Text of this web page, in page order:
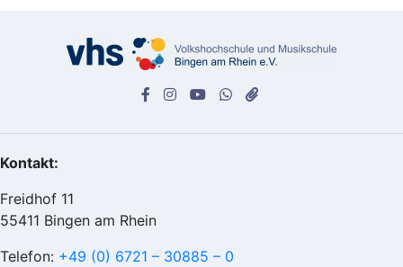
Kontakt:
Freidhof 11
55411 Bingen am Rhein
Telefon: +49 (0) 6721 – 30885 – 0